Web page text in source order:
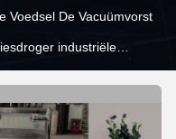
Voedsel De Vacuümvorst
industriële